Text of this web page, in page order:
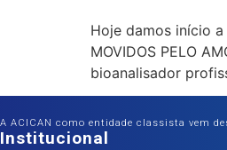
Hoje damos início
MOVIDOS PELO
bioanalisador
A ACICAN como entidade classista vem
Institucional